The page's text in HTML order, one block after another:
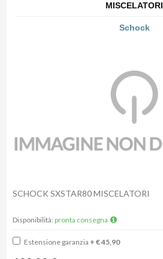
MISCELATORI
Schock
SCHOCK SXSTAR80 MISCELATORI
Disponibilità: pronta consegna
Estensione garanzia + € 45,90